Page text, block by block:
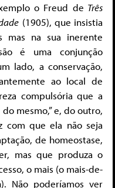
o Freud de Três
(1905), que insistia
mas na sua inerente
é uma conjunção
lado, a conservação,
ao local de
compulsória que a
mesmo,” e, do outro,
com que ela não seja
de homeostase,
mas que produza o
o mais (o mais-de-
Não poderíamos ver